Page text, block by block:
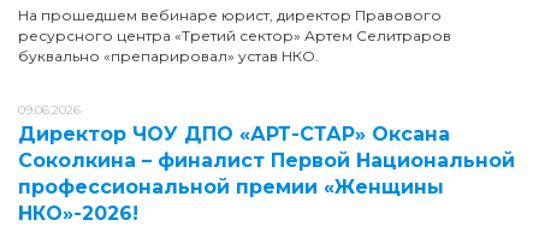
На прошедшем вебинаре юрист, директор Правового
ресурсного центра «Третий сектор» Артем Селитраров
буквально «препарировал» устав НКО.
09.06.2026
Директор ЧОУ ДПО «АРТ-СТАР» Оксана
Соколкина – финалист Первой Национальной
профессиональной премии «Женщины
НКО»-2026!